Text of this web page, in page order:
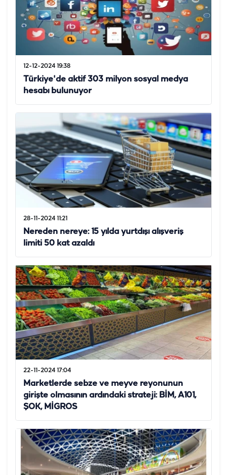
12-12-2024 19:38
Türkiye'de aktif 303 milyon sosyal medya
hesabı bulunuyor
28-11-2024 11:21
Nereden nereye: 15 yılda yurtdışı alışveriş
limiti 50 kat azaldı
22-11-2024 17:04
Marketlerde sebze ve meyve reyonunun
girişte olmasının ardındaki strateji: BİM, A101,
ŞOK, MİGROS